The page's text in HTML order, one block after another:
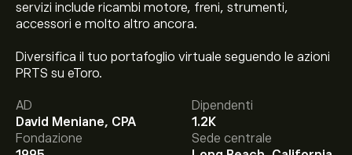
servizi include ricambi motore, freni, strumenti,
accessori e molto altro ancora.
Diversifica il tuo portafoglio virtuale seguendo le azioni
PRTS su eToro.
AD
David Meniane, CPA
Dipendenti
1.2K
Fondazione
Sede centrale
Il prezzo attuale delle azioni PRTS è di 6.75‎$‎.